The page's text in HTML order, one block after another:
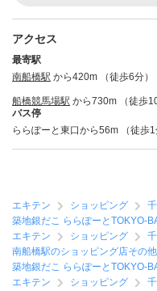
アクセス
最寄駅
南船橋駅 から420m （徒歩6分）
船橋競馬場駅 から730m （徒歩10
バス停
ららぽーと東口から56m （徒歩1
エキテン ショッピング
築地銀だこ ららぽーとTOKYO-
エキテン
ショッピング
南船橋駅のショッピング店その他
築地銀だこ ららぽーとTOKYO-
エキテン
ショッピング